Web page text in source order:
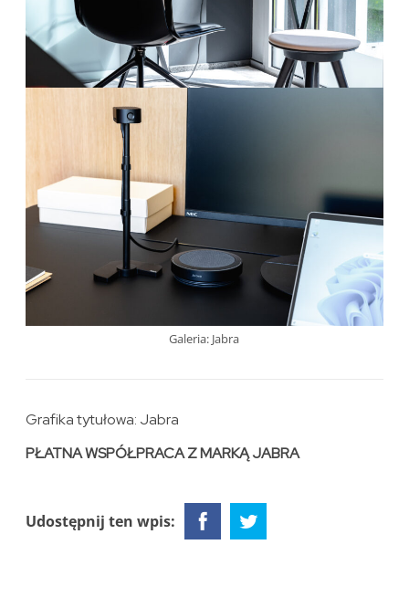
Galeria: Jabra
Grafika tytułowa: Jabra
PŁATNA WSPÓŁPRACA Z MARKĄJABRA
Udostępnij ten wpis: